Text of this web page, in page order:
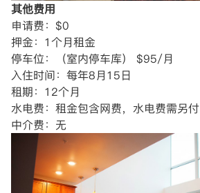
其他费用
申请费：$0
押金：1个月租金
停车位：（室内停车库） $95/月
入住时间：每年8月15日
租期：12个月
水电费：租金包含网费，水电费需另付
中介费：无